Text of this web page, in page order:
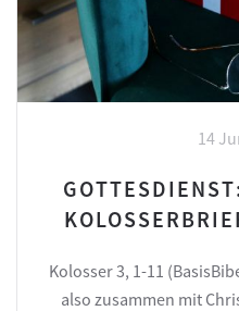
14
Kolosser 3, 1-11
also zusammen mit